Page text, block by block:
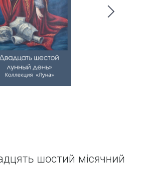
шостий місячний